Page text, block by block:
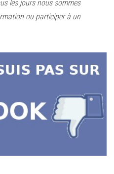
les jours nous sommes
ou participer à un